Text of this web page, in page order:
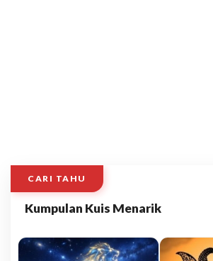
CARI TAHU
Kumpulan Kuis Menarik